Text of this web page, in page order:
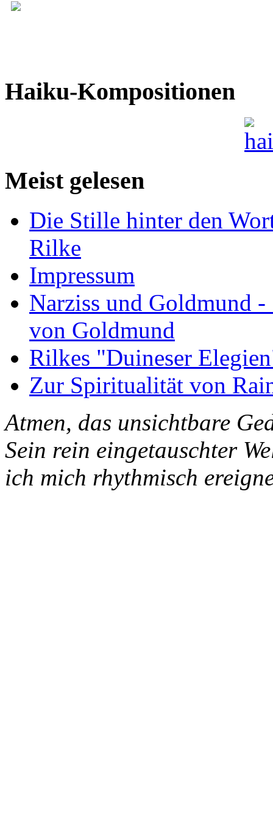
Haiku-Kompositionen
Meist gelesen
Die Stille hinter den
Rilke
Impressum
Narziss und Goldmund
von Goldmund
Rilkes "Duineser
Zur Spiritualität von
Atmen, das unsichtbare
Sein rein eingetauschter
ich mich rhythmisch